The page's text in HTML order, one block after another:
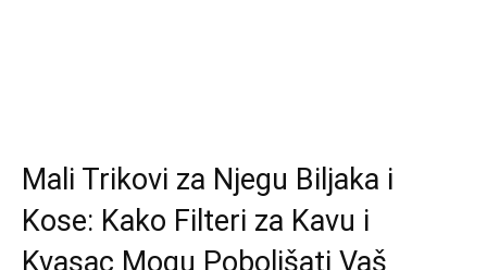
Mali Trikovi za Njegu Biljaka i
Kose: Kako Filteri za Kavu i
Kvasac Mogu Poboljšati Vaš